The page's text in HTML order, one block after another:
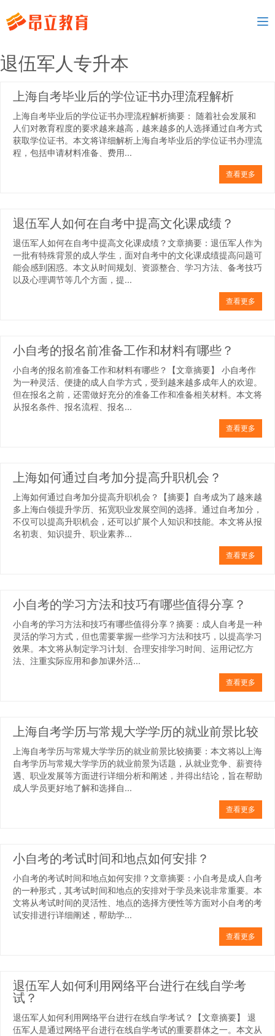
退伍军人专升本
上海自考毕业后的学位证书办理流程解析
上海自考毕业后的学位证书办理流程解析摘要： 随着社会发展和
人们对教育程度的要求越来越高，越来越多的人选择通过自考方式
获取学位证书。本文将详细解析上海自考毕业后的学位证书办理流
程，包括申请材料准备、费用...
查看更多
退伍军人如何在自考中提高文化课成绩？
退伍军人如何在自考中提高文化课成绩？文章摘要：退伍军人作为
一批有特殊背景的成人学生，面对自考中的文化课成绩提高问题可
能会感到困惑。本文从时间规划、资源整合、学习方法、备考技巧
以及心理调节等几个方面，提...
查看更多
小自考的报名前准备工作和材料有哪些？
小自考的报名前准备工作和材料有哪些？【文章摘要】 小自考作
为一种灵活、便捷的成人自学方式，受到越来越多成年人的欢迎。
但在报名之前，还需做好充分的准备工作和准备相关材料。本文将
从报名条件、报名流程、报名...
查看更多
上海如何通过自考加分提高升职机会？
上海如何通过自考加分提高升职机会？【摘要】自考成为了越来越
多上海白领提升学历、拓宽职业发展空间的选择。通过自考加分，
不仅可以提高升职机会，还可以扩展个人知识和技能。本文将从报
名初衷、知识提升、职业素养...
查看更多
小自考的学习方法和技巧有哪些值得分享？
小自考的学习方法和技巧有哪些值得分享？摘要：成人自考是一种
灵活的学习方式，但也需要掌握一些学习方法和技巧，以提高学习
效果。本文将从制定学习计划、合理安排学习时间、运用记忆方
法、注重实际应用和参加课外活...
查看更多
上海自考学历与常规大学学历的就业前景比较
上海自考学历与常规大学学历的就业前景比较摘要：本文将以上海
自考学历与常规大学学历的就业前景为话题，从就业竞争、薪资待
遇、职业发展等方面进行详细分析和阐述，并得出结论，旨在帮助
成人学员更好地了解和选择自...
查看更多
小自考的考试时间和地点如何安排？
小自考的考试时间和地点如何安排？文章摘要：小自考是成人自考
的一种形式，其考试时间和地点的安排对于学员来说非常重要。本
文将从考试时间的灵活性、地点的选择方便性等方面对小自考的考
试安排进行详细阐述，帮助学...
查看更多
退伍军人如何利用网络平台进行在线自学考
试？
退伍军人如何利用网络平台进行在线自学考试？【文章摘要】 退
伍军人是通过网络平台进行在线自学考试的重要群体之一。本文从